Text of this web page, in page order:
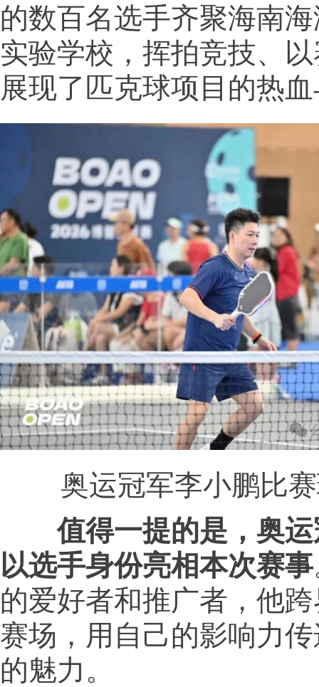
的数百名选手齐聚海南
实验学校，挥拍竞技、
展现了匹克球项目的热
奥运冠军李小鹏比
值得一提的是， 奥
以选手身份亮相本次赛事
的爱好者和推广者，他
赛场，用自己的影响力
的魅力。